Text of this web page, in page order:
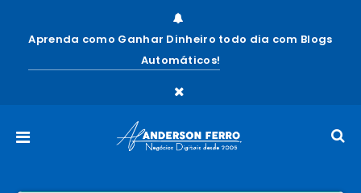
Aprenda como Ganhar Dinheiro todo dia com Blogs
Automáticos!